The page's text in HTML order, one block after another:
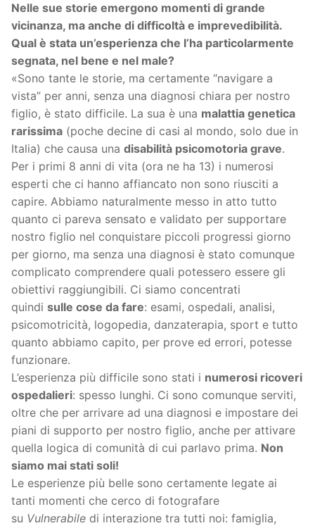
Nelle sue storie emergono momenti di grande
vicinanza, ma anche di difficoltà e imprevedibilità.
Qual è stata un’esperienza che l’ha particolarmente
segnata, nel bene e nel male?
«Sono tante le storie, ma certamente “navigare a
vista” per anni, senza una diagnosi chiara per nostro
figlio, è stato difficile. La sua è una malattia genetica
rarissima (poche decine di casi al mondo, solo due in
Italia) che causa una disabilità psicomotoria grave.
Per i primi 8 anni di vita (ora ne ha 13) i numerosi
esperti che ci hanno affiancato non sono riusciti a
capire. Abbiamo naturalmente messo in atto tutto
quanto ci pareva sensato e validato per supportare
nostro figlio nel conquistare piccoli progressi giorno
per giorno, ma senza una diagnosi è stato comunque
complicato comprendere quali potessero essere gli
obiettivi raggiungibili. Ci siamo concentrati
quindi sulle cose da fare: esami, ospedali, analisi,
psicomotricità, logopedia, danzaterapia, sport e tutto
quanto abbiamo capito, per prove ed errori, potesse
funzionare.
L’esperienza più difficile sono stati i numerosi ricoveri
ospedalieri: spesso lunghi. Ci sono comunque serviti,
oltre che per arrivare ad una diagnosi e impostare dei
piani di supporto per nostro figlio, anche per attivare
quella logica di comunità di cui parlavo prima. Non
siamo mai stati soli!
Le esperienze più belle sono certamente legate ai
tanti momenti che cerco di fotografare
su Vulnerabile di interazione tra tutti noi: famiglia,